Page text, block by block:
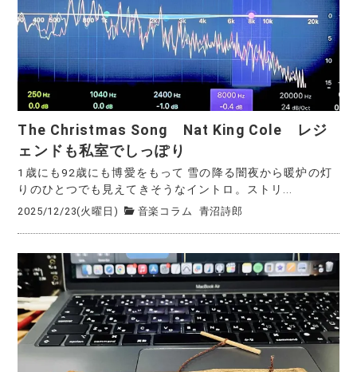
The Christmas Song Nat King Cole レジ
ェンドも私室でしっぽり
1歳にも92歳にも博愛をもって 雪の降る闇夜から暖炉の灯
りのひとつでも見えてきそうなイントロ。ストリ...
2025/12/23(火曜日) 音楽コラム 青沼詩郎